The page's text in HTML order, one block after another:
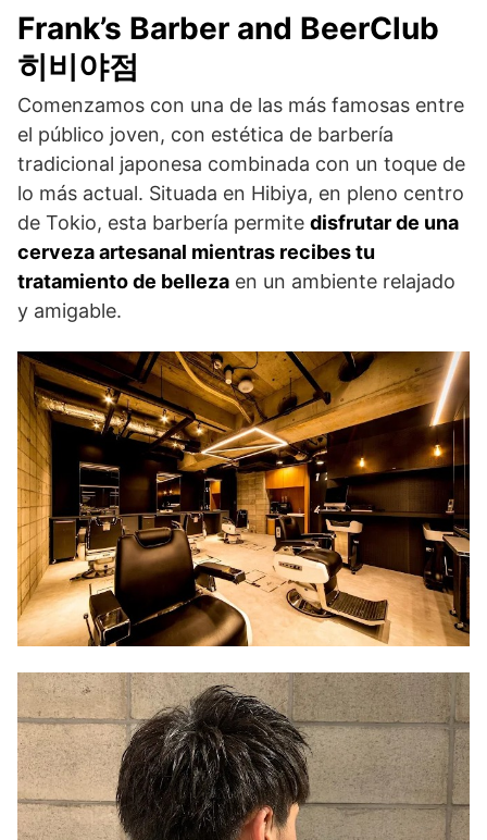
Frank’s Barber and BeerClub
히비야점
Comenzamos con una de las más famosas entre
el público joven, con estética de barbería
tradicional japonesa combinada con un toque de
lo más actual. Situada en Hibiya, en pleno centro
de Tokio, esta barbería permite disfrutar de una
cerveza artesanal mientras recibes tu
tratamiento de belleza en un ambiente relajado
y amigable.